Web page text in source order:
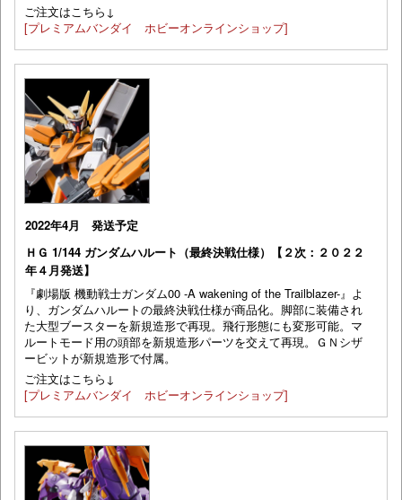
ご注文はこちら↓
[プレミアムバンダイ ホビーオンラインショップ]
2022年4月 発送予定
ＨＧ 1/144 ガンダムハルート（最終決戦仕様）【２次：２０２２
年４月発送】
『劇場版 機動戦士ガンダム00 -A wakening of the Trailblazer-』よ
り、ガンダムハルートの最終決戦仕様が商品化。脚部に装備され
た大型ブースターを新規造形で再現。飛行形態にも変形可能。マ
ルートモード用の頭部を新規造形パーツを交えて再現。ＧＮシザ
ービットが新規造形で付属。
ご注文はこちら↓
[プレミアムバンダイ ホビーオンラインショップ]